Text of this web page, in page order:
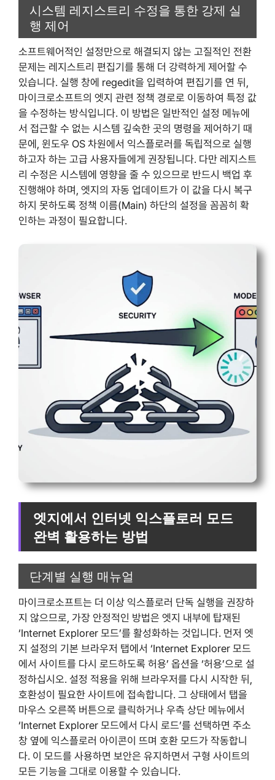
시스템 레지스트리 수정을 통한 강제 실
행 제어
소프트웨어적인 설정만으로 해결되지 않는 고질적인 전환
문제는 레지스트리 편집기를 통해 더 강력하게 제어할 수
있습니다. 실행 창에 regedit을 입력하여 편집기를 연 뒤,
마이크로소프트의 엣지 관련 정책 경로로 이동하여 특정 값
을 수정하는 방식입니다. 이 방법은 일반적인 설정 메뉴에
서 접근할 수 없는 시스템 깊숙한 곳의 명령을 제어하기 때
문에, 윈도우 OS 차원에서 익스플로러를 독립적으로 실행
하고자 하는 고급 사용자들에게 권장됩니다. 다만 레지스트
리 수정은 시스템에 영향을 줄 수 있으므로 반드시 백업 후
진행해야 하며, 엣지의 자동 업데이트가 이 값을 다시 복구
하지 못하도록 정책 이름(Main) 하단의 설정을 꼼꼼히 확
인하는 과정이 필요합니다.
엣지에서 인터넷 익스플로러 모드
완벽 활용하는 방법
단계별 실행 매뉴얼
마이크로소프트는 더 이상 익스플로러 단독 실행을 권장하
지 않으므로, 가장 안정적인 방법은 엣지 내부에 탑재된
‘Internet Explorer 모드’를 활성화하는 것입니다. 먼저 엣
지 설정의 기본 브라우저 탭에서 ‘Internet Explorer 모드
에서 사이트를 다시 로드하도록 허용’ 옵션을 ‘허용’으로 설
정하십시오. 설정 적용을 위해 브라우저를 다시 시작한 뒤,
호환성이 필요한 사이트에 접속합니다. 그 상태에서 탭을
마우스 오른쪽 버튼으로 클릭하거나 우측 상단 메뉴에서
‘Internet Explorer 모드에서 다시 로드’를 선택하면 주소
창 옆에 익스플로러 아이콘이 뜨며 호환 모드가 작동합니
다. 이 모드를 사용하면 보안은 유지하면서 구형 사이트의
모든 기능을 그대로 이용할 수 있습니다.